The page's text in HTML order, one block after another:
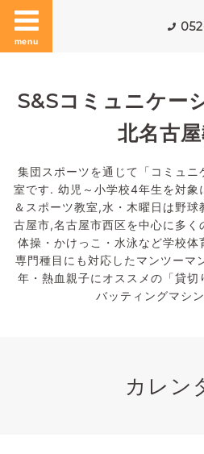
menu
S&Sコミュニケー
北名古
集団スポーツを通じて「コミュニ
室です. 幼児～小学校4年生を対象
＆スポーツ教室,水・木曜日は野
古屋市,名古屋市西区を中心に多く
体操・かけっこ・水泳など学校
専門種目にも対応したマンツーマ
年・熱血親子にオススメの「貸切
バッティングマシ
カレン